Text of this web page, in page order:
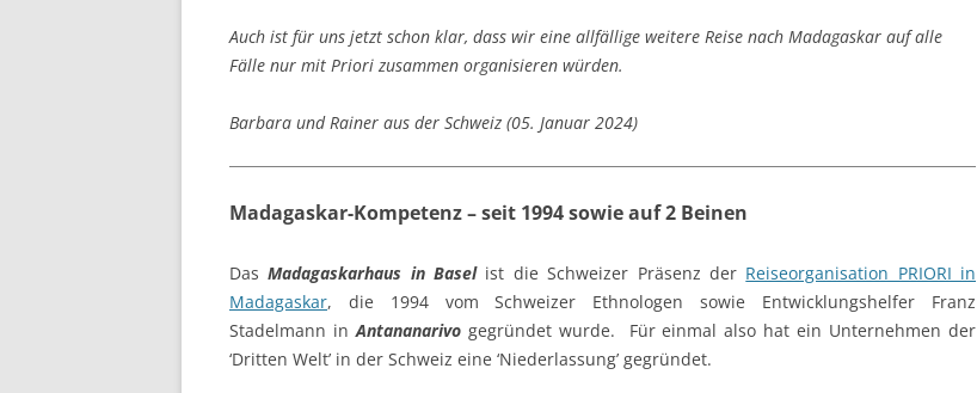
Auch ist für uns jetzt schon klar, dass wir eine allfällige weitere Reise nach Madagaskar auf alle
Fälle nur mit Priori zusammen organisieren würden.
Barbara und Rainer aus der Schweiz (05. Januar 2024)
Madagaskar-Kompetenz – seit 1994 sowie auf 2 Beinen
DasMadagaskarhaus in Baselist die Schweizer Präsenz der Reiseorganisation PRIORI in
Madagaskar, die 1994 vom Schweizer Ethnologen sowie Entwicklungshelfer Franz
Stadelmann inAntananarivogegründet wurde. Für einmal also hat ein Unternehmen der
‘Dritten Welt’ in der Schweiz eine ‘Niederlassung’ gegründet.